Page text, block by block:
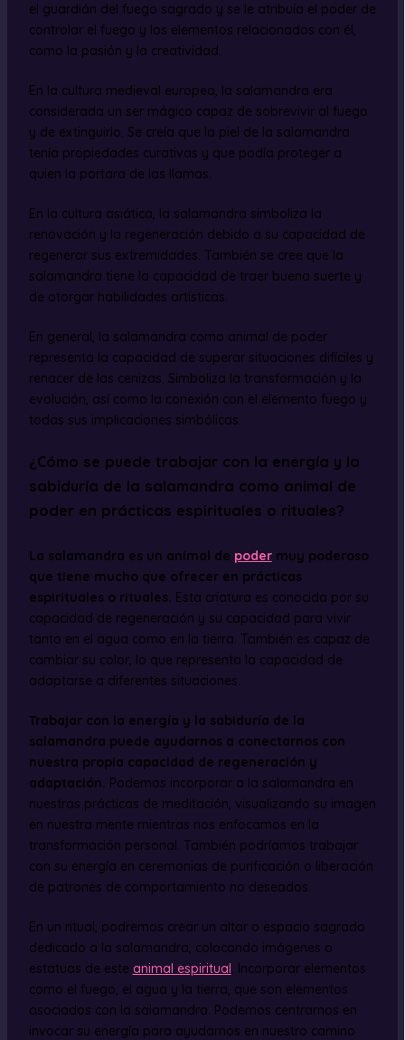
el guardián del fuego sagrado y se le atribuía el poder de
controlar el fuego y los elementos relacionados con él,
como la pasión y la creatividad.
En la cultura medieval europea, la salamandra era
considerada un ser mágico capaz de sobrevivir al fuego
y de extinguirlo. Se creía que la piel de la salamandra
tenía propiedades curativas y que podía proteger a
quien la portara de las llamas.
En la cultura asiática, la salamandra simboliza la
renovación y la regeneración debido a su capacidad de
regenerar sus extremidades. También se cree que la
salamandra tiene la capacidad de traer buena suerte y
de otorgar habilidades artísticas.
En general, la salamandra como animal de poder
representa la capacidad de superar situaciones difíciles y
renacer de las cenizas. Simboliza la transformación y la
evolución, así como la conexión con el elemento fuego y
todas sus implicaciones simbólicas.
¿Cómo se puede trabajar con la energía y la
sabiduría de la salamandra como animal de
poder en prácticas espirituales o rituales?
La salamandra es un animal de podermuy poderoso
que tiene mucho que ofrecer en prácticas
espirituales o rituales. Esta criatura es conocida por su
capacidad de regeneración y su capacidad para vivir
tanto en el agua como en la tierra. También es capaz de
cambiar su color, lo que representa la capacidad de
adaptarse a diferentes situaciones.
Trabajar con la energía y la sabiduría de la
salamandra puede ayudarnos a conectarnos con
nuestra propia capacidad de regeneración y
adaptación. Podemos incorporar a la salamandra en
nuestras prácticas de meditación, visualizando su imagen
en nuestra mente mientras nos enfocamos en la
transformación personal. También podríamos trabajar
con su energía en ceremonias de purificación o liberación
de patrones de comportamiento no deseados.
En un ritual, podremos crear un altar o espacio sagrado
dedicado a la salamandra, colocando imágenes o
estatuas de este animal espiritual. Incorporar elementos
como el fuego, el agua y la tierra, que son elementos
asociados con la salamandra. Podemos centrarnos en
invocar su energía para ayudarnos en nuestro camino